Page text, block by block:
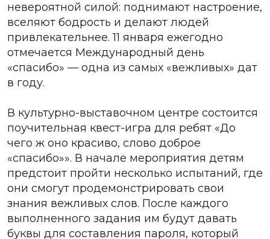
невероятной силой: поднимают настроение,
вселяют бодрость и делают людей
привлекательнее. 11 января ежегодно
отмечается Международный день
«спасибо» — одна из самых «вежливых» дат
в году.
В культурно-выставочном центре состоится
поучительная квест-игра для ребят «До
чего ж оно красиво, слово доброе
«спасибо»». В начале мероприятия детям
предстоит пройти несколько испытаний, где
они смогут продемонстрировать свои
знания вежливых слов. После каждого
выполненного задания им будут давать
буквы для составления пароля, который